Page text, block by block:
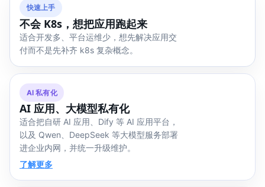
快速上手
不会 K8s，想把应用跑起来
适合开发多、平台运维少，想先解决应用交
付而不是先补齐 k8s 复杂概念。
AI 私有化
AI 应用、大模型私有化
适合把自研 AI 应用、Dify 等 AI 应用平台，
以及 Qwen、DeepSeek 等大模型服务部署
进企业内网，并统一升级维护。
了解更多